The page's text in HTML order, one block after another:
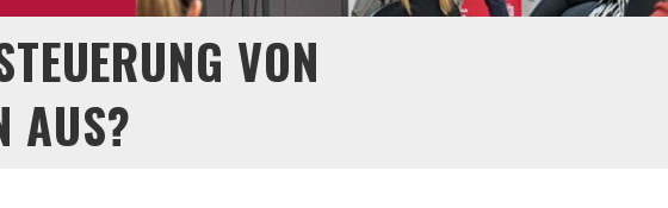
VON
AUS?